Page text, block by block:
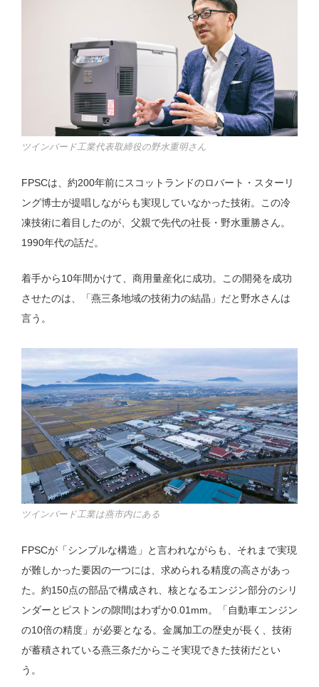
ツインバード工業代表取締役の野水重明さん
FPSCは、約200年前にスコットランドのロバート・スターリ
ング博士が提唱しながらも実現していなかった技術。この冷
凍技術に着目したのが、父親で先代の社長・野水重勝さん。
1990年代の話だ。
着手から10年間かけて、商用量産化に成功。この開発を成功
させたのは、「燕三条地域の技術力の結晶」だと野水さんは
言う。
ツインバード工業は燕市内にある
FPSCが「シンプルな構造」と言われながらも、それまで実現
が難しかった要因の一つには、求められる精度の高さがあっ
た。約150点の部品で構成され、核となるエンジン部分のシリ
ンダーとピストンの隙間はわずか0.01mm。「自動車エンジン
の10倍の精度」が必要となる。金属加工の歴史が長く、技術
が蓄積されている燕三条だからこそ実現できた技術だとい
う。